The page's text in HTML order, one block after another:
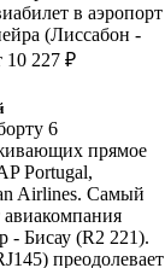
в аэропорт
(Лиссабон -
10 227 ₽
6
прямое
Portugal,
Airlines. Самый
- Бисау (R2 221).
преодолевает